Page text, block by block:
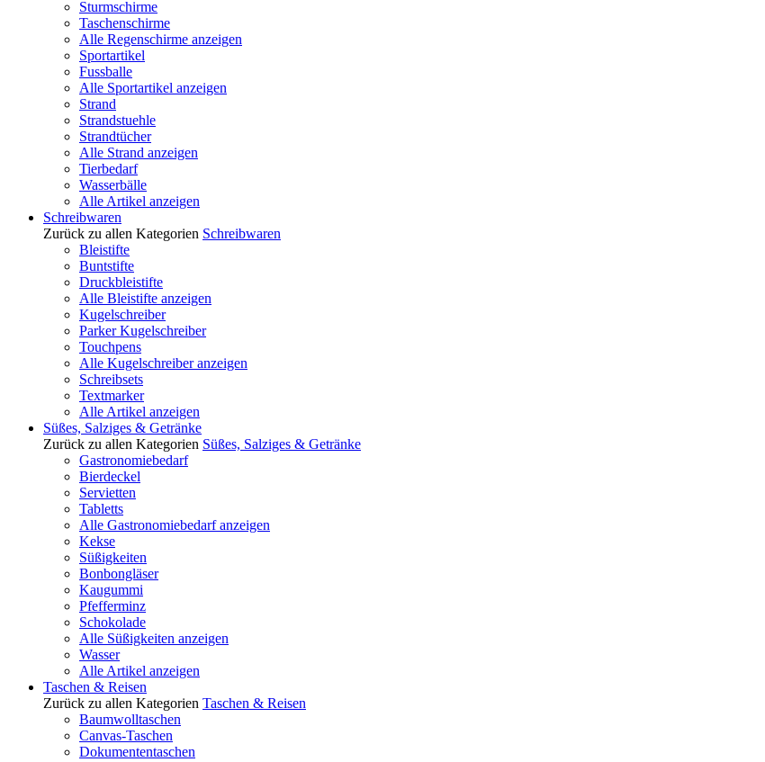
Sturmschirme
Taschenschirme
Alle Regenschirme anzeigen
Sportartikel
Fussballe
Alle Sportartikel anzeigen
Strand
Strandstuehle
Strandtücher
Alle Strand anzeigen
Tierbedarf
Wasserbälle
Alle Artikel anzeigen
Schreibwaren
Zurück zu allen Kategorien Schreibwaren
Bleistifte
Buntstifte
Druckbleistifte
Alle Bleistifte anzeigen
Kugelschreiber
Parker Kugelschreiber
Touchpens
Alle Kugelschreiber anzeigen
Schreibsets
Textmarker
Alle Artikel anzeigen
Süßes, Salziges & Getränke
Zurück zu allen Kategorien Süßes, Salziges & Getränke
Gastronomiebedarf
Bierdeckel
Servietten
Tabletts
Alle Gastronomiebedarf anzeigen
Kekse
Süßigkeiten
Bonbongläser
Kaugummi
Pfefferminz
Schokolade
Alle Süßigkeiten anzeigen
Wasser
Alle Artikel anzeigen
Taschen & Reisen
Zurück zu allen Kategorien Taschen & Reisen
Baumwolltaschen
Canvas-Taschen
Dokumententaschen